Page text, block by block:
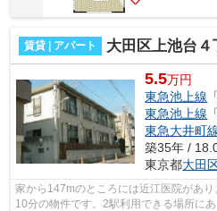
賃貸 | アパート 大田区上池台４
5.5万円
東急池上線
東急池上線
東急大井町
築35年 /
東京都大田
家から147mのところには近江医院があ
10分の物件です。2駅利用できる場所に